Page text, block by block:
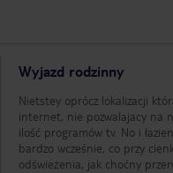
Wyjazd rodzinny
Nietstey oprócz lokalizacji
internet, nie pozwalajacy na
ilość programów tv. No i
bardzo wcześnie, co przy
odświeżenia, jak choćny